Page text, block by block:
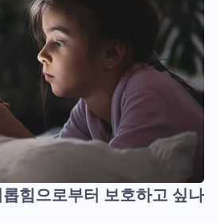
힘으로부터 보호하고 싶나